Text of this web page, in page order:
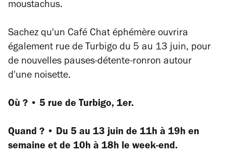
moustachus.
Sachez qu'un Café Chat éphémère ouvrira
également rue de Turbigo du 5 au 13 juin, pour
de nouvelles pauses-détente-ronron autour
d'une noisette.
Où ? • 5 rue de Turbigo, 1er.
Quand ? • Du 5 au 13 juin de 11h à 19h en
semaine et de 10h à 18h le week-end.